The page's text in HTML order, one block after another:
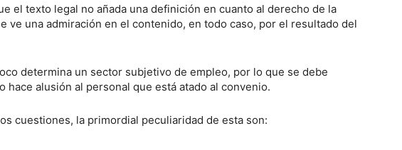
el texto legal no añada una definición en cuanto al derecho de la
ve una admiración en el contenido, en todo caso, por el resultado del
determina un sector subjetivo de empleo, por lo que se debe
hace alusión al personal que está atado al convenio.
cuestiones, la primordial peculiaridad de esta son: